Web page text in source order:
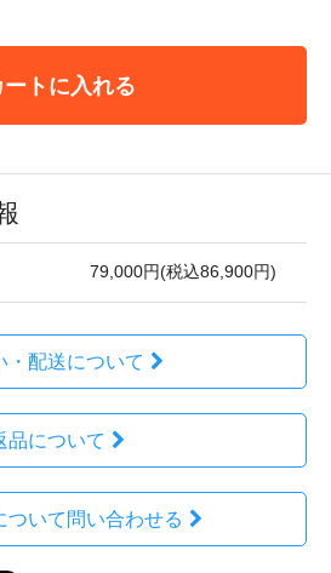
ートに入れる
79,000円(税込86,900円)
・配送について
品について
ついて問い合わせる